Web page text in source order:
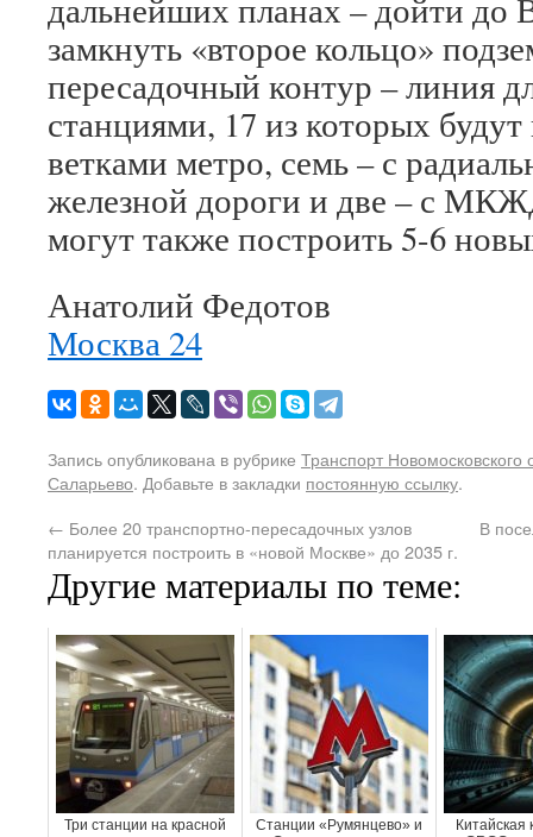
дальнейших планах – дойти до
замкнуть «второе кольцо»
пересадочный контур – линия
станциями, 17 из которых
ветками метро, семь – с
железной дороги и две – с
могут также построить 5-6
Анатолий Федотов
Москва 24
Запись опубликована в рубрике Транспорт Новомосковского
Саларьево. Добавьте в закладки постоянную ссылку.
← Более 20 транспортно-пересадочных узлов
планируется построить в «новой Москве» до 2035 г.
В
Другие материалы по теме:
Три станции на красной
Станции «Румянцево» и
Китайская